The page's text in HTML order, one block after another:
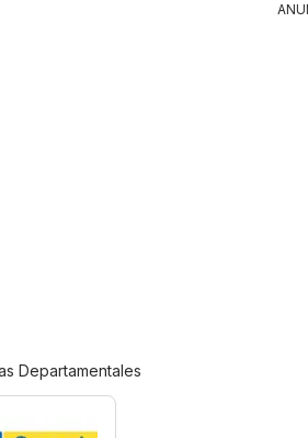
Departamentales